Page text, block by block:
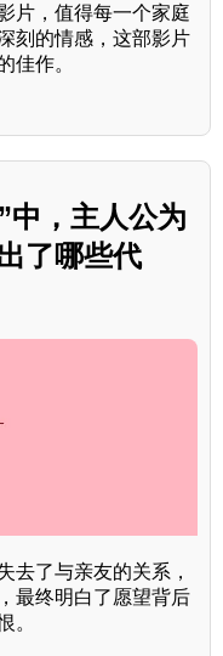
片，值得每一个家庭
刻的情感，这部影片
佳作。
中，主人公为
了哪些代
去了与亲友的关系，
最终明白了愿望背后
。